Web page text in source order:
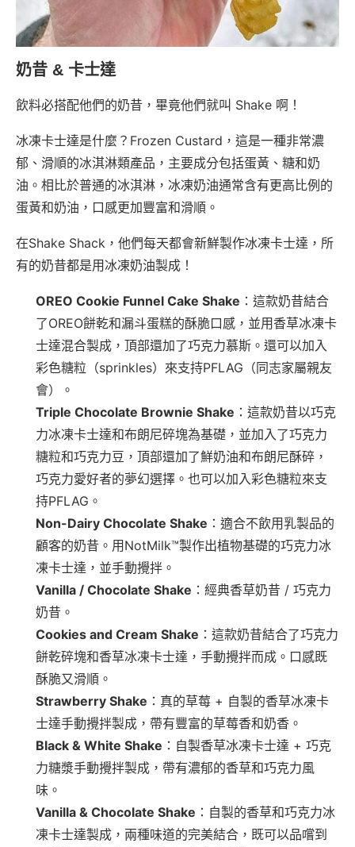
奶昔 & 卡士達
飲料必搭配他們的奶昔，畢竟他們就叫 Shake 啊！
冰凍卡士達是什麼？Frozen Custard，這是一種非常濃
郁、滑順的冰淇淋類產品，主要成分包括蛋黃、糖和奶
油。相比於普通的冰淇淋，冰凍奶油通常含有更高比例的
蛋黃和奶油，口感更加豐富和滑順。
在Shake Shack，他們每天都會新鮮製作冰凍卡士達，所
有的奶昔都是用冰凍奶油製成！
OREO Cookie Funnel Cake Shake ：這款奶昔結合
了OREO餅乾和漏斗蛋糕的酥脆口感，並用香草冰凍卡
士達混合製成，頂部還加了巧克力慕斯。還可以加入
彩色糖粒（sprinkles）來支持PFLAG（同志家屬親友
會）。
Triple Chocolate Brownie Shake ：這款奶昔以巧克
力冰凍卡士達和布朗尼碎塊為基礎，並加入了巧克力
糖粒和巧克力豆，頂部還加了鮮奶油和布朗尼酥碎，
巧克力愛好者的夢幻選擇。也可以加入彩色糖粒來支
持PFLAG。
Non-Dairy Chocolate Shake ：適合不飲用乳製品的
顧客的奶昔。用NotMilk™製作出植物基礎的巧克力冰
凍卡士達，並手動攪拌。
Vanilla / Chocolate Shake ：經典香草奶昔 / 巧克力
奶昔。
Cookies and Cream Shake ：這款奶昔結合了巧克力
餅乾碎塊和香草冰凍卡士達，手動攪拌而成。口感既
酥脆又滑順。
Strawberry Shake ：真的草莓 + 自製的香草冰凍卡
士達手動攪拌製成，帶有豐富的草莓香和奶香。
Black & White Shake ：自製香草冰凍卡士達 + 巧克
力糖漿手動攪拌製成，帶有濃郁的香草和巧克力風
味。
Vanilla & Chocolate Shake ：自製的香草和巧克力冰
凍卡士達製成，兩種味道的完美結合，既可以品嚐到